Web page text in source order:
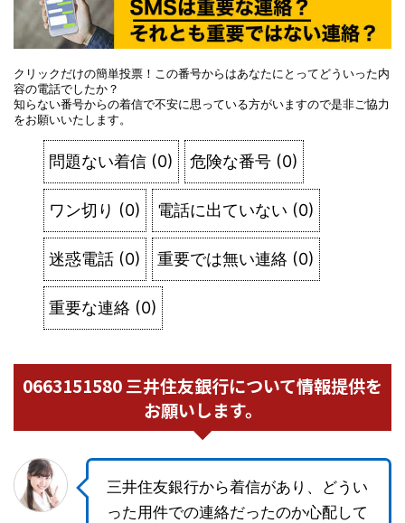
クリックだけの簡単投票！この番号からはあなたにとってどういった内
容の電話でしたか？
知らない番号からの着信で不安に思っている方がいますので是非ご協力
をお願いいたします。
問題ない着信 (0) 危険な番号 (0)
ワン切り (0) 電話に出ていない (0)
迷惑電話 (0) 重要では無い連絡 (0)
重要な連絡 (0)
0663151580 三井住友銀行について情報提供を
お願いします。
三井住友銀行から着信があり、どうい
った用件での連絡だったのか心配して